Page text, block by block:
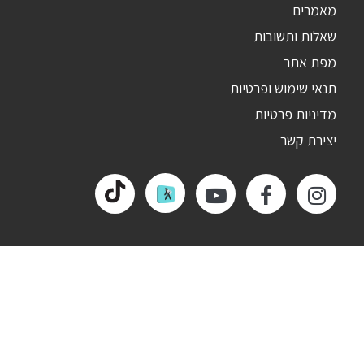
מאמרים
שאלות ותשובות
מפת אתר
תנאי שימוש ופרטיות
מדיניות פרטיות
יצירת קשר